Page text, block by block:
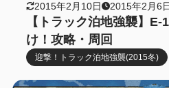
2015年2月10日 2015年2月6
【トラック泊地強襲】
け！攻略・周回
迎撃！トラック泊地強襲(2015冬)